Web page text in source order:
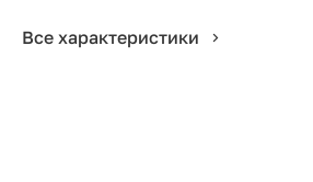
Все характеристики